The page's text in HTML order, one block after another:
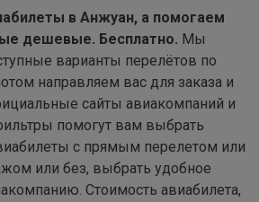
в Анжуан, а помогаем
дешевые. Бесплатно. Мы
варианты перелётов по
направляем вас для заказа и
сайты авиакомпаний и
помогут вам выбрать
с прямым перелетом или
или без, выбрать удобное
Стоимость авиабилета,